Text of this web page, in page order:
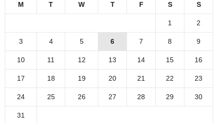
M T W T F S S
1 2
3 4 5 6 7 8 9
10 11 12 13 14 15 16
17 18 19 20 21 22 23
24 25 26 27 28 29 30
31